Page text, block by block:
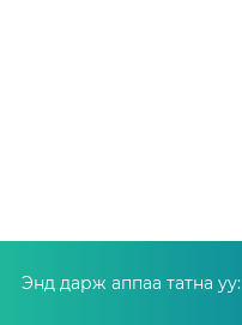
Энд дарж аппаа татна уу: